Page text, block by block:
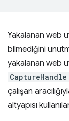
Yakalanan web
bilmediğini
yakalanan web
CaptureHandle
çalışan
altyapısı